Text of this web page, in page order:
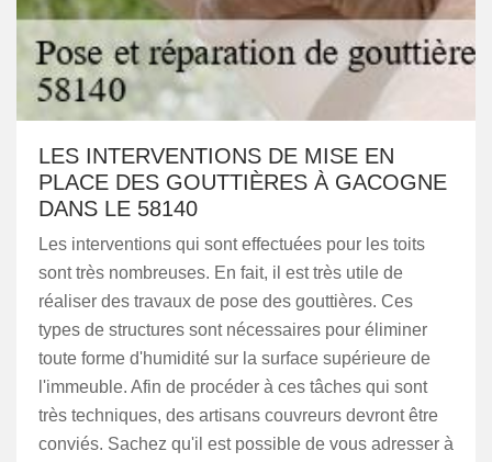
LES INTERVENTIONS DE MISE EN
PLACE DES GOUTTIÈRES À GACOGNE
DANS LE 58140
Les interventions qui sont effectuées pour les toits
sont très nombreuses. En fait, il est très utile de
réaliser des travaux de pose des gouttières. Ces
types de structures sont nécessaires pour éliminer
toute forme d'humidité sur la surface supérieure de
l'immeuble. Afin de procéder à ces tâches qui sont
très techniques, des artisans couvreurs devront être
conviés. Sachez qu'il est possible de vous adresser à